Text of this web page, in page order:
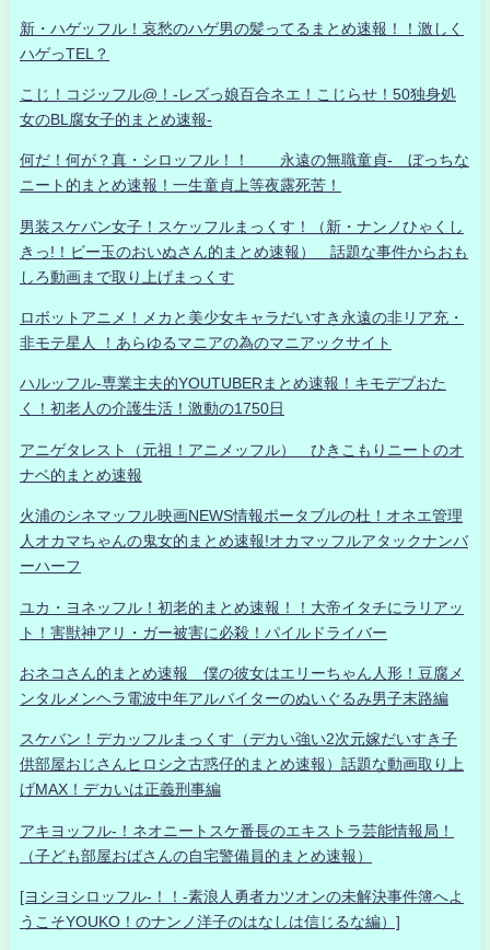
新・ハゲッフル！哀愁のハゲ男の髪ってるまとめ速報！！激しく
ハゲっTEL？
こじ！コジッフル@！-レズっ娘百合ネエ！こじらせ！50独身処
女のBL腐女子的まとめ速報-
何だ！何が？真・シロッフル！！ 永遠の無職童貞- ぼっちな
ニート的まとめ速報！一生童貞上等夜露死苦！
男装スケバン女子！スケッフルまっくす！（新・ナンノひゃくし
きっ!！ビー玉のおいぬさん的まとめ速報） 話題な事件からおも
しろ動画まで取り上げまっくす
ロボットアニメ！メカと美少女キャラだいすき永遠の非リア充・
非モテ星人 ！あらゆるマニアの為のマニアックサイト
ハルッフル-専業主夫的YOUTUBERまとめ速報！キモデブおた
く！初老人の介護生活！激動の1750日
アニゲタレスト（元祖！アニメッフル） ひきこもりニートのオ
ナベ的まとめ速報
火浦のシネマッフル映画NEWS情報ポータブルの杜！オネエ管理
人オカマちゃんの鬼女的まとめ速報!オカマッフルアタックナンバ
ーハーフ
ユカ・ヨネッフル！初老的まとめ速報！！大帝イタチにラリアッ
ト！害獣神アリ・ガー被害に必殺！パイルドライバー
おネコさん的まとめ速報 僕の彼女はエリーちゃん人形！豆腐メ
ンタルメンヘラ電波中年アルバイターのぬいぐるみ男子末路編
スケバン！デカッフルまっくす（デカい強い2次元嫁だいすき子
供部屋おじさんヒロシ之古惑仔的まとめ速報）話題な動画取り上
げMAX！デカいは正義刑事編
アキヨッフル-！ネオニートスケ番長のエキストラ芸能情報局！
（子ども部屋おばさんの自宅警備員的まとめ速報）
[ヨシヨシロッフル-！！-素浪人勇者カツオンの未解決事件簿へよ
うこそYOUKO！のナンノ洋子のはなしは信じるな編）]